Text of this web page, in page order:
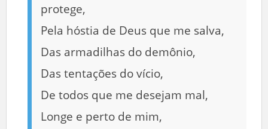
protege,
Pela hóstia de Deus que me salva,
Das armadilhas do demônio,
Das tentações do vício,
De todos que me desejam mal,
Longe e perto de mim,